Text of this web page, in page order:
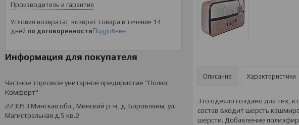
Производитель и гарантия
возврат товара в течение 14
дней по договоренностиПодробнее
Информация для покупателя
Частное торговое унитарное предприятие "Полюс
Комфорт"
223053 Минская обл., Минский р-н, д. Боровляны, ул.
Магистральная д.5 кв.2
Описание Характеристики
Это одеяло создано для тех,
состав входит шерсть
шерсти. Добавление